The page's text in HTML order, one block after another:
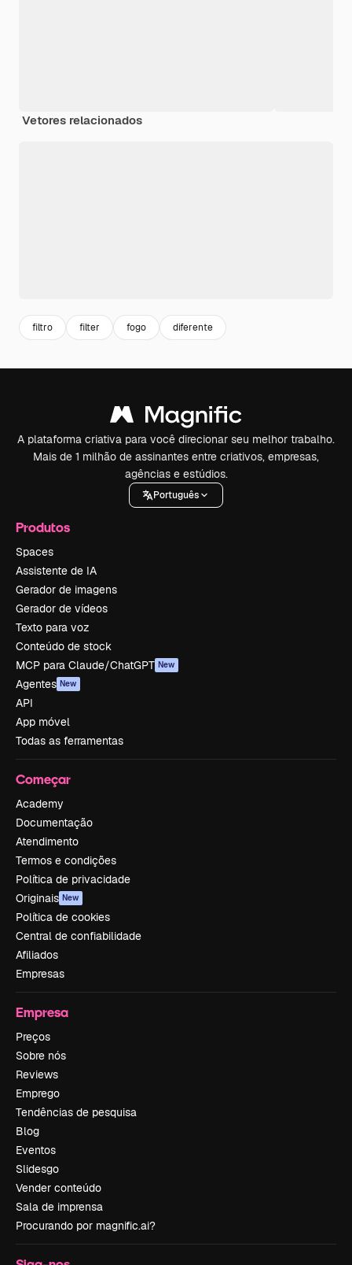
Vetores relacionados
filtro filter fogo diferente
A plataforma criativa para você direcionar seu melhor trabalho.
Mais de 1 milhão de assinantes entre criativos, empresas,
agências e estúdios.
Português
Produtos
Spaces
Assistente de IA
Gerador de imagens
Gerador de vídeos
Texto para voz
Conteúdo de stock
MCP para Claude/ChatGPT New
Agentes New
API
App móvel
Todas as ferramentas
Começar
Academy
Documentação
Atendimento
Termos e condições
Política de privacidade
Originais New
Política de cookies
Central de confiabilidade
Afiliados
Empresas
Empresa
Preços
Sobre nós
Reviews
Emprego
Tendências de pesquisa
Blog
Eventos
Slidesgo
Vender conteúdo
Sala de imprensa
Procurando por magnific.ai?